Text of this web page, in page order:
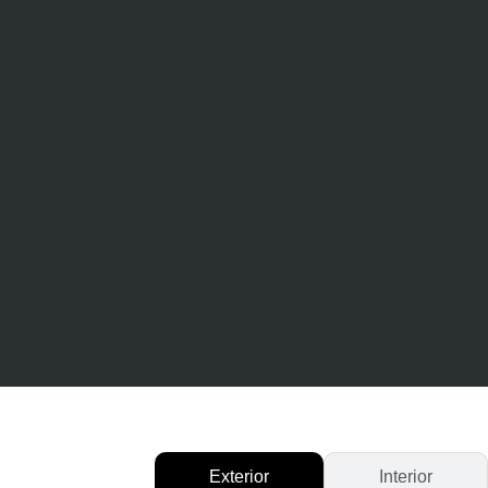
Exterior Interior